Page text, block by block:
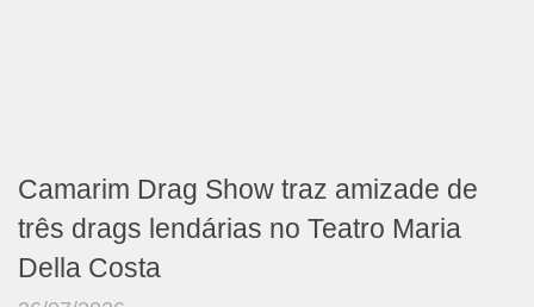
Camarim Drag Show traz amizade de
três drags lendárias no Teatro Maria
Della Costa